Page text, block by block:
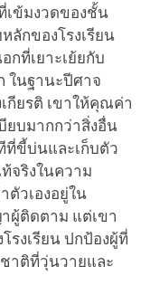
เข้มงวดของชั้น
ลักของโรงเรียน
ที่เยาะเย้ยกับ
ในฐานะปีศาจ
กียรติ เขาให้คุณค่า
ยบมากกว่าสิ่งอื่น
ที่ขี้บ่นและเก็บตัว
จริงในความ
ตัวเองอยู่ใน
ผู้ติดตาม แต่เขา
รงเรียน ปกป้องผู้ที่
าติที่วุ่นวายและ